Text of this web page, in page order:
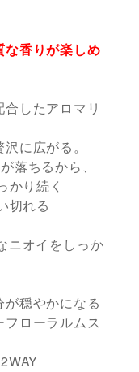
な香りが楽しめ
したアロマリ
に広がる。
落ちるから、
かり続く
切れる
ニオイをしっか
穏やかになる
ローラルムス